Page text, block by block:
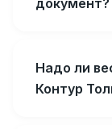
Надо ли
Контур